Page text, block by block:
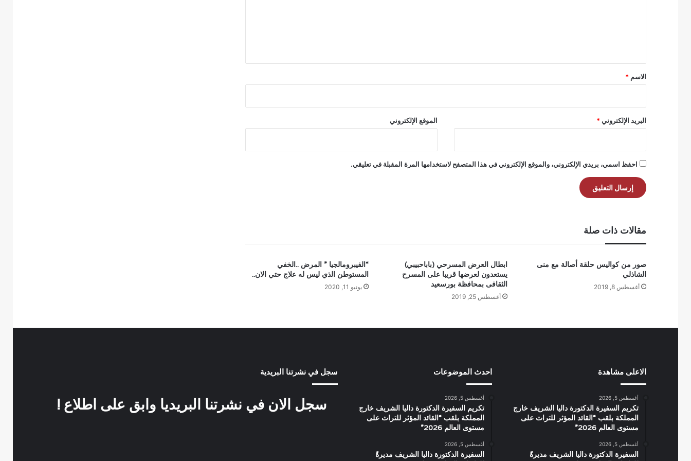
*
الاسم *
البريد الإلكتروني * الموقع الإلكتروني
احفظ اسمي، بريدي الإلكتروني، والموقع الإلكتروني في هذا المتصفح لاستخدامها المرة المقبلة في تعليقي.
مقالات ذات صلة
صور من كواليس حلقة أصالة مع منى
الشاذلي
أغسطس 8, 2019
ابطال العرض المسرحي (باباحبيبي)
يستعدون لعرضها قريبا على المسرح
الثقافى بمحافظة بورسعيد
أغسطس 25, 2019
“الفيبرومالجيا ” المرض ..الخفي
المستوطن الذي ليس له علاج حتي الان..
يونيو 11, 2020
الاعلى مشاهدة
أغسطس 5, 2026
تكريم السفيرة الدكتورة داليا الشريف خارج
المملكة بلقب “القائد المؤثر للتراث على
مستوى العالم 2026”
أغسطس 5, 2026
السفيرة الدكتورة داليا الشريف مديرةً
احدث الموضوعات
أغسطس 5, 2026
تكريم السفيرة الدكتورة داليا الشريف خارج
المملكة بلقب “القائد المؤثر للتراث على
مستوى العالم 2026”
أغسطس 5, 2026
السفيرة الدكتورة داليا الشريف مديرةً
سجل في نشرتنا البريدية
سجل الان في نشرتنا البريديا وابق على اطلاع !